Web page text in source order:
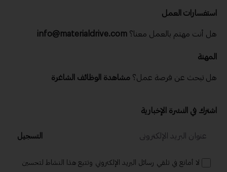
استفسارات العمل
هل أنت مهتم بالعمل معنا؟ info@materialdrive.com
المهنة
هل تبحث عن فرصة عمل؟ مشاهدة الوظائف الشاغرة
اشترك في النشرة الإخبارية
التسجيل
لا أمانع في تلقي رسائل البريد الإلكتروني وتتبع هذا النشاط لتحسين